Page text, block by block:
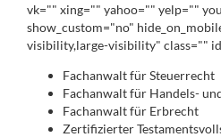
vk="" xing="" yahoo="" yelp=""
show_custom="no"
visibility,large-visibility" class=""
Fachanwalt für Steuerrecht
Fachanwalt für Handels-
Fachanwalt für Erbrecht
Zertifizierter